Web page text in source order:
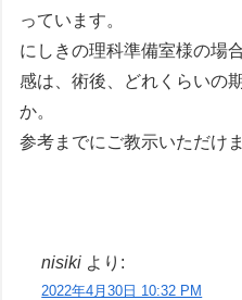
っています。
にしきの理科準備室様の場
感は、術後、どれくらいの
か。
参考までにご教示いただけ
nisiki より:
2022年4月30日 10:32 PM